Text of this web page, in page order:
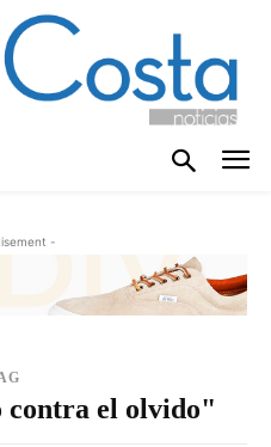
-
contra el olvido"